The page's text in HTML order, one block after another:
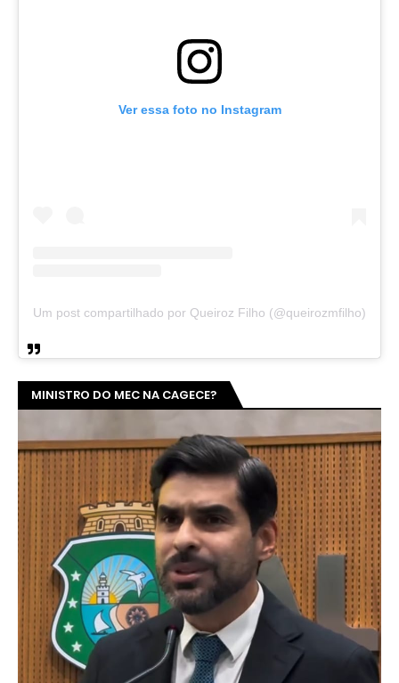
Ver essa foto no Instagram
Um post compartilhado por Queiroz Filho (@queirozmfilho)
MINISTRO DO MEC NA CAGECE?